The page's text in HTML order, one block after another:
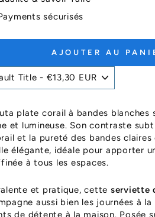
sécurisés
AJOUTER AU
plate corail à bandes blanches
et lumineuse. Son contraste
et la pureté des bandes claires
élégante, idéale pour apporter
à tous les espaces.
et pratique, cette serviette
aussi bien les journées à
de détente à la maison. Posée